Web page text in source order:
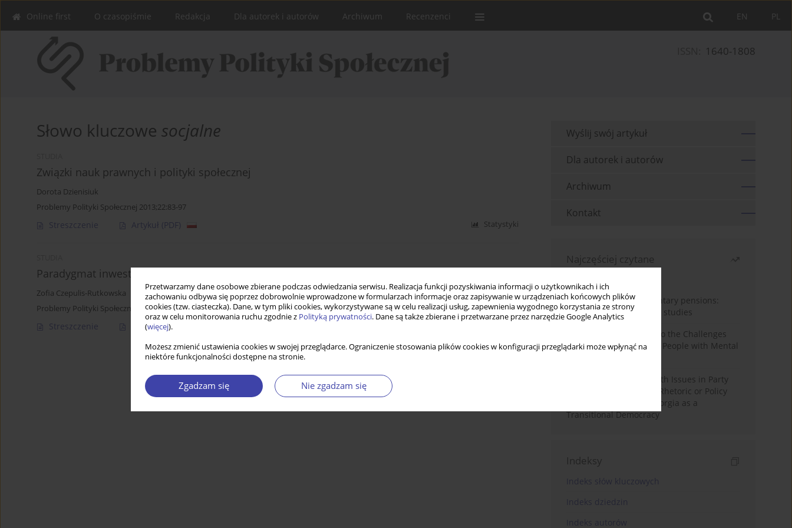
Przetwarzamy dane osobowe zbierane podczas odwiedzania serwisu. Realizacja funkcji pozyskiwania informacji o użytkownikach i ich
zachowaniu odbywa się poprzez dobrowolnie wprowadzone w formularzach informacje oraz zapisywanie w urządzeniach końcowych plików
cookies (tzw. ciasteczka). Dane, w tym pliki cookies, wykorzystywane są w celu realizacji usług, zapewnienia wygodnego korzystania ze strony
oraz w celu monitorowania ruchu zgodnie z Polityką prywatności. Dane są także zbierane i przetwarzane przez narzędzie Google Analytics
(więcej).
Możesz zmienić ustawienia cookies w swojej przeglądarce. Ograniczenie stosowania plików cookies w konfiguracji przeglądarki może wpłynąć na
niektóre funkcjonalności dostępne na stronie.
Zgadzam się Nie zgadzam się
PL
EN
Online first O czasopiśmie Redakcja Dla autorek i autorów Archiwum Recenzenci
1640-1808
Słowo kluczowe socjalne
Związki nauk prawnych i polityki społecznej
Dorota Dzienisiuk
Problemy Polityki Społecznej 2013;22:83-97
Streszczenie Artykuł (PDF) Statystyki
Paradygmat inwestycji socjalnych a perspektywa cyklu życia w polityce społecznej
Zofia Czepulis-Rutkowska
Problemy Polityki Społecznej 2015;30:29-45
Streszczenie Artykuł(PDF)
Wyślij swój artykuł
Dla autorek i autorów
Archiwum
Kontakt
Najczęściej czytane
Auto-enrolment in voluntary pensions:
Comparative OECD case studies
Bibliometric Insights into the Challenges
and Needs of Homeless People with Mental
The Politicisation of Youth Issues in Party
Programmes: Symbolic Rhetoric or Policy
Priority? The Case of Georgia as a
Transitional Democracy
Indeksy
Indeks słów kluczowych
Indeks dziedzin
Indeks autorów